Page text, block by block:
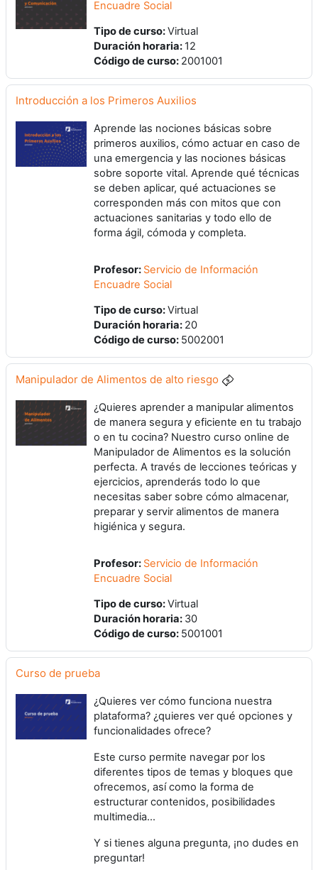
Encuadre Social
Tipo de curso:Virtual
Duración horaria: 12
Código de curso: 2001001
Introducción a los Primeros Auxilios
Aprende las nociones básicas sobre
primeros auxilios, cómo actuar en caso de
una emergencia y las nociones básicas
sobre soporte vital. Aprende qué técnicas
se deben aplicar, qué actuaciones se
corresponden más con mitos que con
actuaciones sanitarias y todo ello de
forma ágil, cómoda y completa.
Profesor: Servicio de Información
Encuadre Social
Tipo de curso:Virtual
Duración horaria: 20
Código de curso: 5002001
Manipulador de Alimentos de alto riesgo
¿Quieres aprender a manipular alimentos
de manera segura y eficiente en tu trabajo
o en tu cocina? Nuestro curso online de
Manipulador de Alimentos es la solución
perfecta. A través de lecciones teóricas y
ejercicios, aprenderás todo lo que
necesitas saber sobre cómo almacenar,
preparar y servir alimentos de manera
higiénica y segura.
Profesor: Servicio de Información
Encuadre Social
Tipo de curso:Virtual
Duración horaria: 30
Código de curso: 5001001
Curso de prueba
¿Quieres ver cómo funciona nuestra
plataforma? ¿quieres ver qué opciones y
funcionalidades ofrece?
Este curso permite navegar por los
diferentes tipos de temas y bloques que
ofrecemos, así como la forma de
estructurar contenidos, posibilidades
multimedia...
Y si tienes alguna pregunta, ¡no dudes en
preguntar!